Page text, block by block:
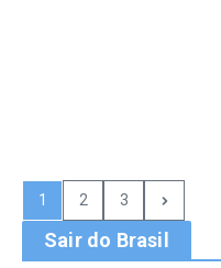
1 2 3
Sair do Brasil